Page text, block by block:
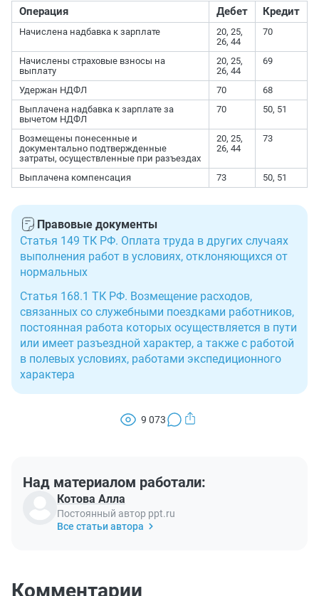
Операция Дебет Кредит
Начислена надбавка к зарплате
20, 25,
26, 44
70
Начислены страховые взносы на
выплату
20, 25,
26, 44
69
Удержан НДФЛ 70
68
Выплачена надбавка к зарплате за
вычетом НДФЛ
70 50, 51
Возмещены понесенные и
документально подтвержденные
затраты, осуществленные при разъездах
20, 25,
26, 44
73
Выплачена компенсация 73 50, 51
Правовые документы
Статья 149 ТК РФ. Оплата труда в других случаях
выполнения работ в условиях, отклоняющихся от
нормальных
Статья 168.1 ТК РФ. Возмещение расходов,
связанных со служебными поездками работников,
постоянная работа которых осуществляется в пути
или имеет разъездной характер, а также с работой
в полевых условиях, работами экспедиционного
характера
9 073
Над материалом работали:
Котова Алла
Постоянный автор ppt.ru
Все статьи автора
Комментарии